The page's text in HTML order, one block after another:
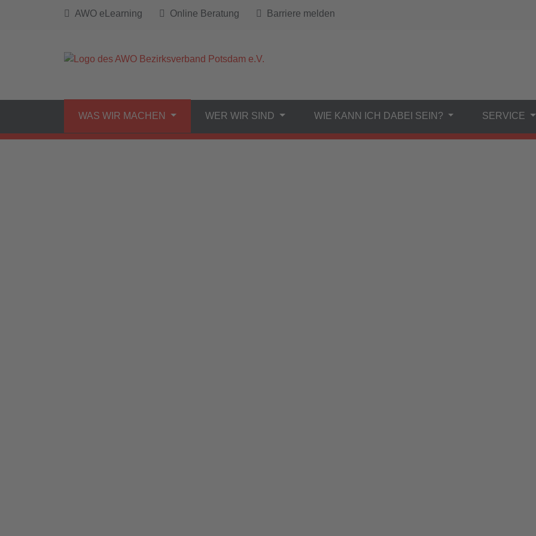
AWO eLearning Online Beratung Barriere melden
WAS WIR MACHEN WER WIR SIND WIE KANN ICH DABEI SEIN? SERVICE